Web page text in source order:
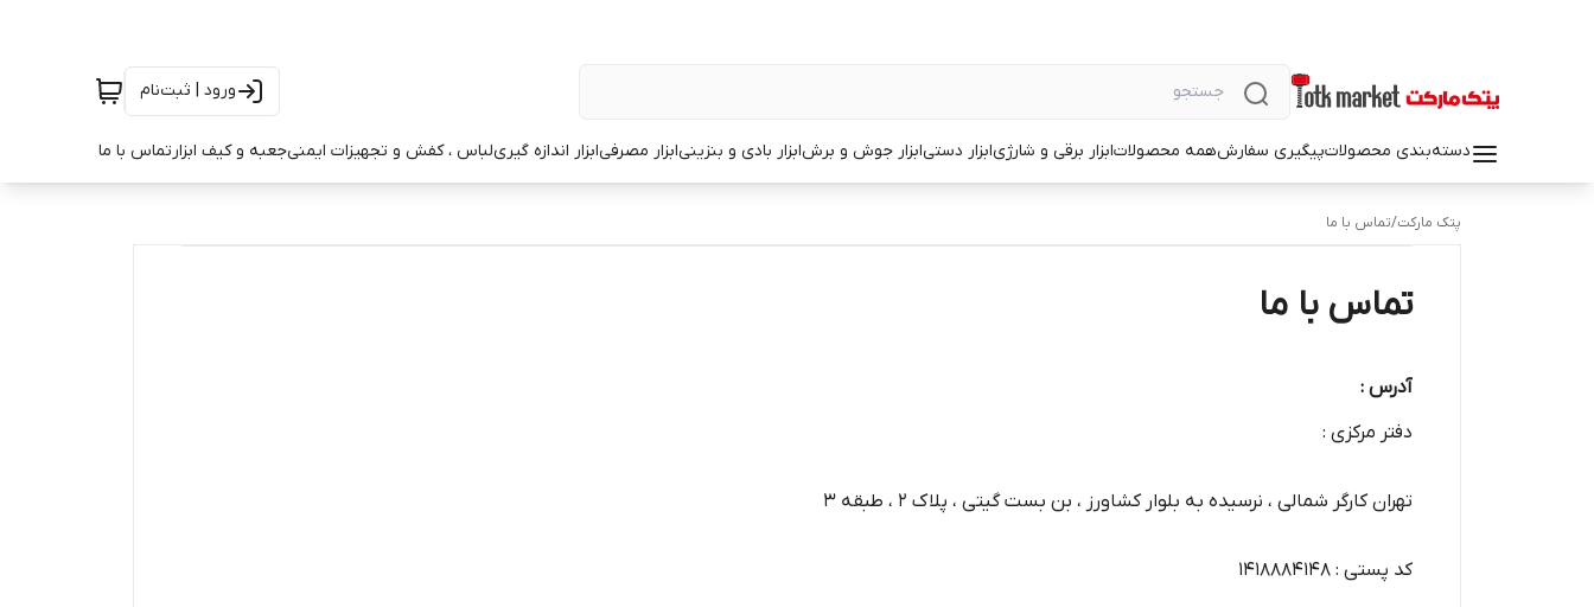
ورود | ثبت‌نام
دسته‌بندی محصولاتپیگیری سفارشهمه محصولاتابزار برقی و شارژیابزار دستیابزار جوش و برشابزار بادی و بنزینیابزار مصرفیابزار اندازه گیریلباس ، کفش و تجهیزات ایمنیجعبه و کیف ابزارتماس با ما
پتک مارکت/تماس با ما
تماس با ما
آدرس :
دفتر مرکزی :
تهران کارگر شمالی ، نرسیده به بلوار کشاورز ، بن بست گیتی ، پلاک 2 ، طبقه 3
کد پستی : 1418884148